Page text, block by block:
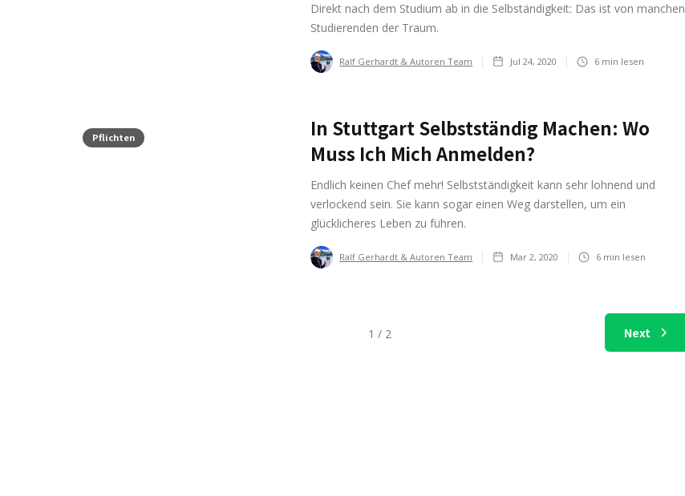
Direkt nach dem Studium ab in die Selbständigkeit: Das ist von manchen
Studierenden der Traum.
Ralf Gerhardt & Autoren Team Jul 24, 2020 6 min lesen
Pflichten
In Stuttgart Selbstständig Machen: Wo
Muss Ich Mich Anmelden?
Endlich keinen Chef mehr! Selbstständigkeit kann sehr lohnend und
verlockend sein. Sie kann sogar einen Weg darstellen, um ein
glücklicheres Leben zu führen.
Ralf Gerhardt & Autoren Team Mar 2, 2020 6 min lesen
1 / 2 Next